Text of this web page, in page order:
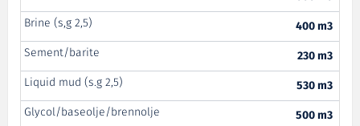
Brine (s,g 2,5)
400 m3
Sement/barite
230 m3
Liquid mud (s.g 2,5)
530 m3
Glycol/baseolje/brennolje
500 m3